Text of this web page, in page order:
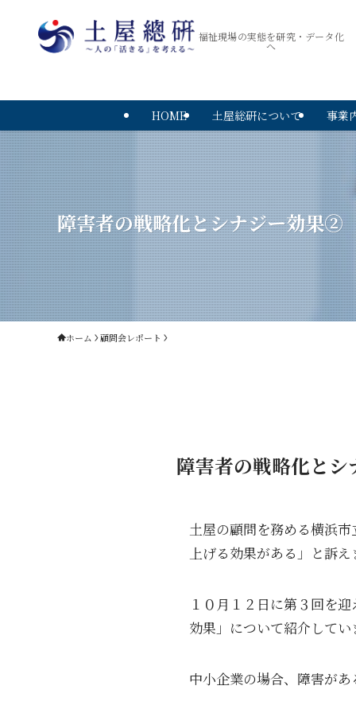
福祉現場の実態を研究・データ化
へ
HOME 土屋総研について 事業
障害者の戦略化とシナジー効果②
ホーム 顧問会レポート
障害者の戦略化と
土屋の顧問を務める横浜
上げる効果がある」と訴え
１０月１２日に第３回を
効果」について紹介してい
中小企業の場合、障害が